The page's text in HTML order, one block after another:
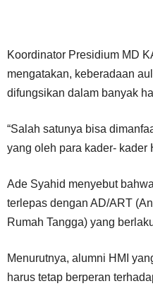
Koordinator Presidium MD
mengatakan, keberadaan
difungsikan dalam banyak
“Salah satunya bisa
yang oleh para kader- kader
Ade Syahid menyebut
terlepas dengan AD/ART
Rumah Tangga) yang
Menurutnya, alumni HMI
harus tetap berperan